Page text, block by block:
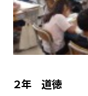
２年 道徳